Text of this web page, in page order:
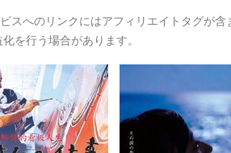
スへのリンクにはアフィリエイトタグが
を行う場合があります。